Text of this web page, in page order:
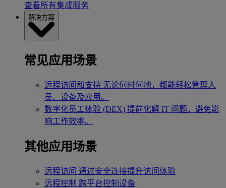
查看所有集成服务
解决方案
常见应用场景
远程访问和支持 无论何时何地，都能轻松管理人
员、设备及应用。
数字化员工体验 (DEX) 提前化解 IT 问题，避免影
响工作效率。
其他应用场景
远程访问 通过安全连接提升访问体验
远程控制 跨平台控制设备